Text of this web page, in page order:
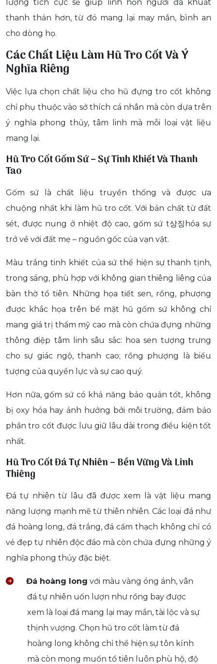
lượng tích cực sẽ giúp linh hồn người đã khuất
thanh thản hơn, từ đó mang lại may mắn, bình an
cho dòng họ.
Các Chất Liệu Làm Hũ Tro Cốt Và Ý
Nghĩa Riêng
Việc lựa chọn chất liệu cho hũ đựng tro cốt không
chỉ phụ thuộc vào sở thích cá nhân mà còn dựa trên
ý nghĩa phong thủy, tâm linh mà mỗi loại vật liệu
mang lại.
Hũ Tro Cốt Gốm Sứ – Sự Tinh Khiết Và Thanh
Tao
Gốm sứ là chất liệu truyền thống và được ưa
chuộng nhất khi làm hũ tro cốt. Với bản chất từ đất
sét, được nung ở nhiệt độ cao, gốm sứ t상징hóa sự
trở về với đất mẹ – nguồn gốc của vạn vật.
Màu trắng tinh khiết của sứ thể hiện sự thanh tịnh,
trong sáng, phù hợp với không gian thiêng liêng của
bàn thờ tổ tiên. Những họa tiết sen, rồng, phượng
được khắc họa trên bề mặt hũ gốm sứ không chỉ
mang giá trị thẩm mỹ cao mà còn chứa đựng những
thông điệp tâm linh sâu sắc: hoa sen tượng trưng
cho sự giác ngộ, thanh cao; rồng phượng là biểu
tượng của quyền lực và sự cao quý.
Hơn nữa, gốm sứ có khả năng bảo quản tốt, không
bị oxy hóa hay ảnh hưởng bởi môi trường, đảm bảo
phần tro cốt được lưu giữ lâu dài trong điều kiện tốt
nhất.
Hũ Tro Cốt Đá Tự Nhiên – Bền Vững Và Linh
Thiêng
Đá tự nhiên từ lâu đã được xem là vật liệu mang
năng lượng mạnh mẽ từ thiên nhiên. Các loại đá như
đá hoàng long, đá trắng, đá cẩm thạch không chỉ có
vẻ đẹp tự nhiên độc đáo mà còn chứa đựng những ý
nghĩa phong thủy đặc biệt.
Đá hoàng long với màu vàng óng ánh, vân
đá tự nhiên uốn lượn như rồng bay được
xem là loại đá mang lại may mắn, tài lộc và sự
thịnh vượng. Chọn hũ tro cốt làm từ đá
hoàng long không chỉ thể hiện sự tôn kính
mà còn mong muốn tổ tiên luôn phù hộ, độ